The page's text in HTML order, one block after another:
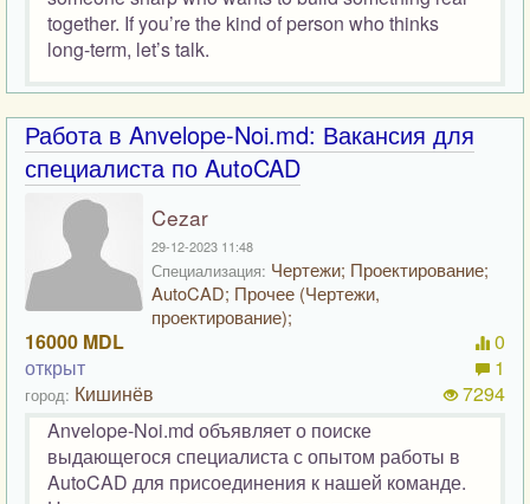
together. If you’re the kind of person who thinks
long-term, let’s talk.
Работа в Anvelope-Noi.md: Вакансия для
специалиста по AutoCAD
Cezar
29-12-2023 11:48
Специализация: Чертежи; Проектирование;
AutoCAD; Прочее (Чертежи,
проектирование);
16000 MDL
открыт
город: Кишинёв
0
1
7294
Anvelope-Noi.md объявляет о поиске
выдающегося специалиста с опытом работы в
AutoCAD для присоединения к нашей команде.